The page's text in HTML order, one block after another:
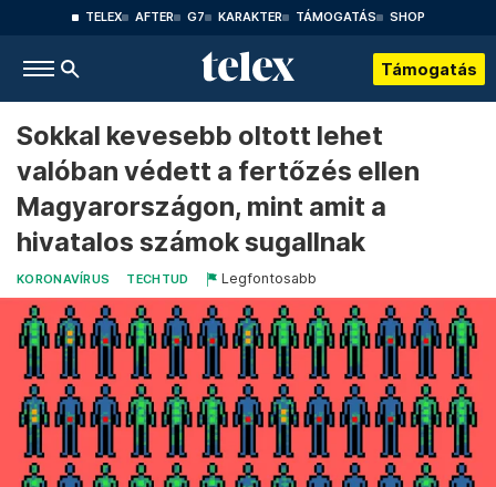
TELEX AFTER G7 KARAKTER TÁMOGATÁS SHOP
Támogatás
Sokkal kevesebb oltott lehet
valóban védett a fertőzés ellen
Magyarországon, mint amit a
hivatalos számok sugallnak
KORONAVÍRUS TECHTUD Legfontosabb